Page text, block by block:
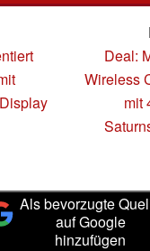
Deal:
Wireless
mit
Als bevorzugte
auf Google
hinzufügen